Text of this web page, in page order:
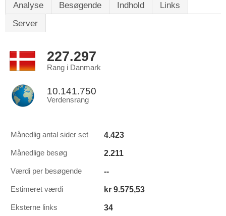
Analyse Besøgende Indhold
Links
Server
227.297
Rang i Danmark
10.141.750
Verdensrang
Månedlig antal sider set 4.423
Månedlige besøg 2.211
Værdi per besøgende --
Estimeret værdi kr 9.575,53
Eksterne links 34